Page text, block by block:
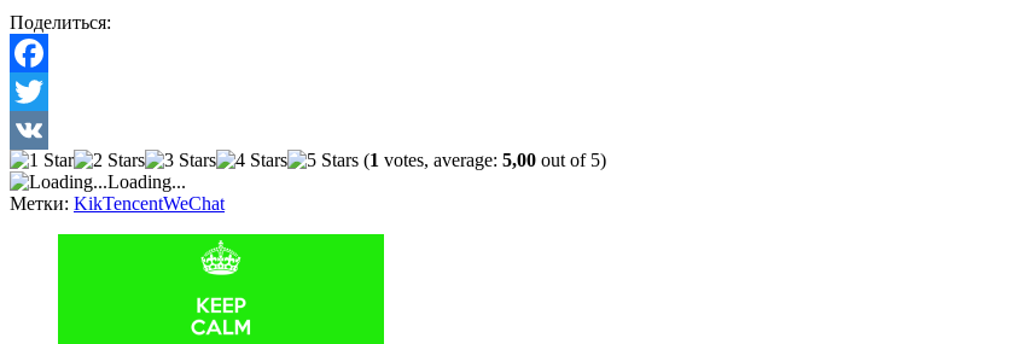
Поделиться:
Facebook
Twitter
VK
(1 votes, average: 5,00 out of 5)
Loading...
Метки: KikTencentWeChat